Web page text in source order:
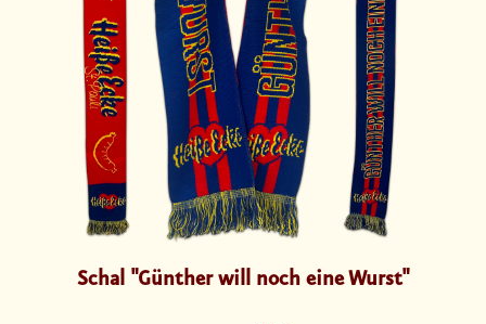
Schal "Günther will noch eine Wurst"